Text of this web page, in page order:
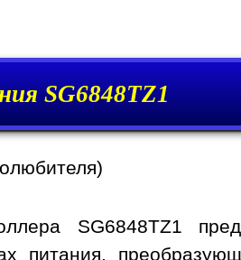
SG6848TZ1
SG6848TZ1
питания,